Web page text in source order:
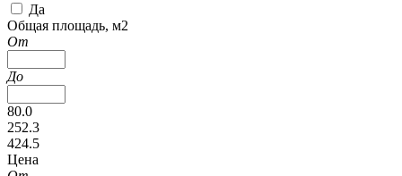
Да
Общая площадь, м2
От
До
80.0
252.3
424.5
Цена